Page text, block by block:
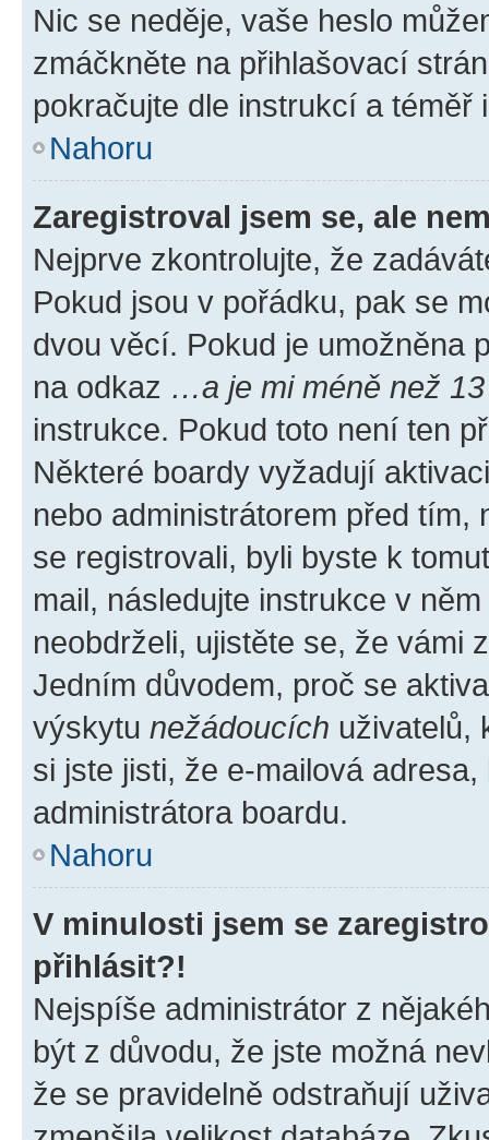
Nic se neděje, vaše heslo
zmáčkněte na přihlašovací
pokračujte dle instrukcí a téměř
Nahoru
Zaregistroval jsem se, ale
Nejprve zkontrolujte, že
Pokud jsou v pořádku, pak se
dvou věcí. Pokud je umožněna
na odkaz …a je mi méně než
instrukce. Pokud toto není ten
Některé boardy vyžadují
nebo administrátorem před tím,
se registrovali, byli byste k
mail, následujte instrukce v
neobdrželi, ujistěte se, že vámi
Jedním důvodem, proč se
výskytu nežádoucích uživatelů,
si jste jisti, že e-mailová
administrátora boardu.
Nahoru
V minulosti jsem se
přihlásit?!
Nejspíše administrátor z
být z důvodu, že jste možná
že se pravidelně odstraňují